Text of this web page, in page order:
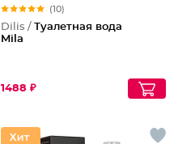
(10)
Dilis / Туалетная вода
Mila
1488 ₽